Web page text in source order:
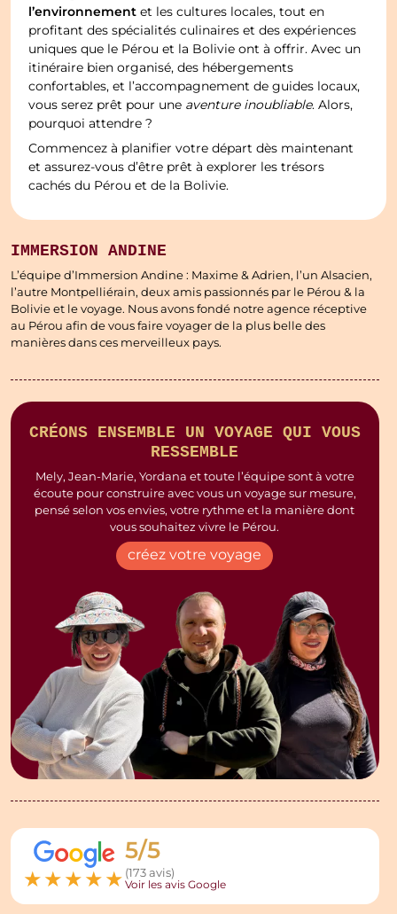
l’environnement et les cultures locales, tout en
profitant des spécialités culinaires et des expériences
uniques que le Pérou et la Bolivie ont à offrir. Avec un
itinéraire bien organisé, des hébergements
confortables, et l’accompagnement de guides locaux,
vous serez prêt pour une aventure inoubliable. Alors,
pourquoi attendre ?
Commencez à planifier votre départ dès maintenant
et assurez-vous d’être prêt à explorer les trésors
cachés du Pérou et de la Bolivie.
IMMERSION ANDINE
L’équipe d’Immersion Andine : Maxime & Adrien, l’un Alsacien,
l’autre Montpelliérain, deux amis passionnés par le Pérou & la
Bolivie et le voyage. Nous avons fondé notre agence réceptive
au Pérou afin de vous faire voyager de la plus belle des
manières dans ces merveilleux pays.
CRÉONS ENSEMBLE UN VOYAGE QUI VOUS
RESSEMBLE
Mely, Jean-Marie, Yordana et toute l’équipe sont à votre
écoute pour construire avec vous un voyage sur mesure,
pensé selon vos envies, votre rythme et la manière dont
vous souhaitez vivre le Pérou.
créez votre voyage
★★★★★
5/5
(173 avis)
Voir les avis Google